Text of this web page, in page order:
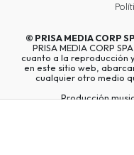
© PRISA MEDIA CORP
PRISA MEDIA CORP
cuanto a la reproducción
en este sitio web,
cualquier otro medio
Producción